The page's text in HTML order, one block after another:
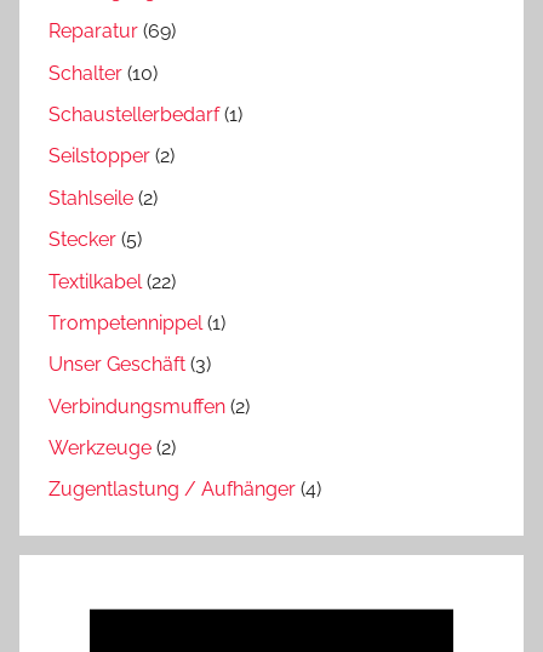
Reparatur (69)
Schalter (10)
Schaustellerbedarf(1)
Seilstopper (2)
Stahlseile (2)
Stecker (5)
Textilkabel (22)
Trompetennippel(1)
Unser Geschäft (3)
Verbindungsmuffen (2)
Werkzeuge (2)
Zugentlastung / Aufhänger (4)